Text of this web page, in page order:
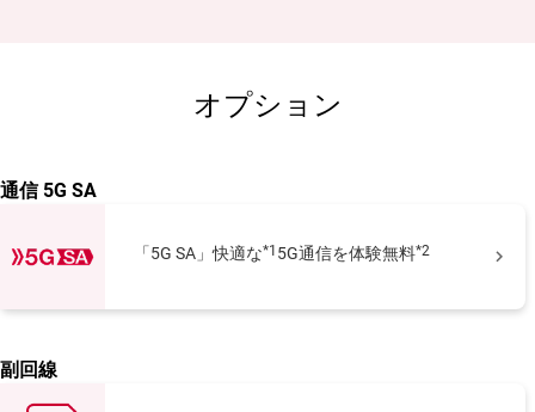
オプション
通信 5G SA
「5G SA」快適な*1 5G通信を体験無料*2 
副回線